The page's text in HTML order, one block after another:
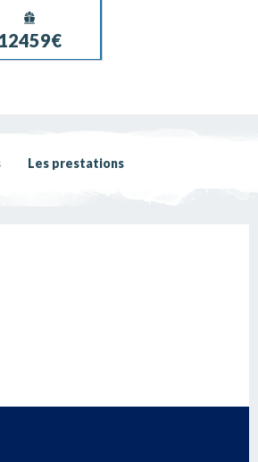
12459€
Les prestations